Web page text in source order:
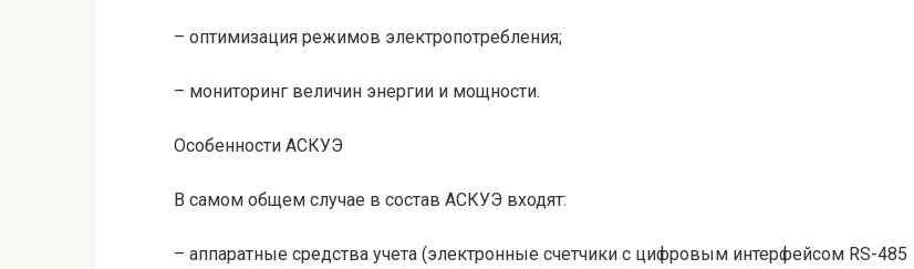
– оптимизация режимов электропотребления;
– мониторинг величин энергии и мощности.
Особенности АСКУЭ
В самом общем случае в состав АСКУЭ входят:
– аппаратные средства учета (электронные счетчики с цифровым интерфейсом RS-485